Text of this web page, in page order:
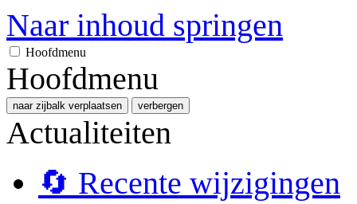
Naar inhoud springen
Hoofdmenu
Hoofdmenu
naar zijbalk verplaatsen verbergen
Actualiteiten
🔄 Recente wijzigingen